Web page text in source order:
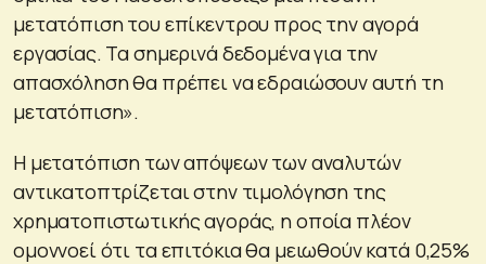
μετατόπιση του επίκεντρου προς την αγορά
εργασίας. Τα σημερινά δεδομένα για την
απασχόληση θα πρέπει να εδραιώσουν αυτή τη
μετατόπιση».
Η μετατόπιση των απόψεων των αναλυτών
αντικατοπτρίζεται στην τιμολόγηση της
χρηματοπιστωτικής αγοράς, η οποία πλέον
ομοννοεί ότι τα επιτόκια θα μειωθούν κατά 0,25%